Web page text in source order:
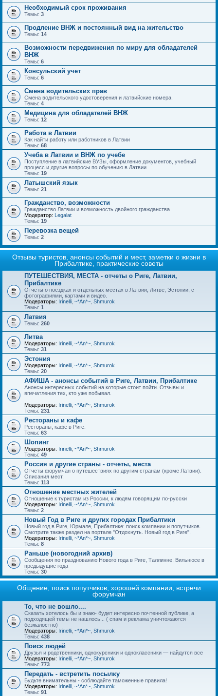
Необходимый срок проживания
Темы: 3
Продление ВНЖ и постоянный вид на жительство
Темы: 14
Возможности передвижения по миру для обладателей
ВНЖ
Темы: 6
Консульский учет
Темы: 6
Смена водительских прав
Смена водительского удостоверения и латвийские номера.
Темы: 4
Медицина для обладателей ВНЖ
Темы: 12
Работа в Латвии
Как найти работу или работников в Латвии
Темы: 68
Учеба в Латвии и ВНЖ по учебе
Поступление в латвийские ВУЗы, оформление документов, учебный
процесс и другие вопросы по обучению в Латвии
Темы: 19
Латышский язык
Темы: 21
Гражданство, возможности
Гражданство Латвии и возможность двойного гражданства
Модератор:
Legalat
Темы: 19
Перевозка вещей
Темы: 2
Отзывы туристов, анонсы событий и мест, заметки о жизни в
Прибалтике, практические советы
ПУТЕШЕСТВИЯ, МЕСТА - отчеты о Риге, Латвии,
Прибалтике
Отчеты о поездках и отдельных местах в Латвии, Литве, Эстонии, с
фотографиями, картами и видео.
Модераторы: Irinelli ~*An*~ Shmurok
Темы: 1
Латвия
Темы: 260
Литва
Модераторы: Irinelli ~*An*~ Shmurok
Темы: 31
Эстония
Модераторы: Irinelli ~*An*~ Shmurok
Темы: 20
АФИША - анонсы событий в Риге, Латвии, Прибалтике
Анонсы интересных событий на которые стоит пойти. Отзывы и
впечатления тех, кто уже побывал.
Модераторы: Irinelli ~*An*~ Shmurok
Темы: 231
Рестораны и кафе
Рестораны, кафе в Риге.
Темы: 63
Шопинг
Модераторы: Irinelli ~*An*~ Shmurok
Темы: 49
Россия и другие страны - отчеты, места
Отчеты форумчан о путешествиях по другим странам (кроме Латвии).
Описания мест.
Темы: 113
Отношение местных жителей
Отношение к туристам из России, к людям говорящим по-русски
Модераторы: Irinelli ~*An*~ Shmurok
Темы: 2
Новый Год в Риге и других городах Прибалтики
Новый год в Риге, Юрмале, Прибалтике: поиск компании и попутчиков.
Смотрите также раздел на портале "Отдохнуть. Новый год в Риге".
Модераторы: Irinelli ~*An*~ Shmurok
Темы: 8
Раньше (новогодний архив)
Сообщения по празднованию Нового года в Риге, Таллинне, Вильнюсе в
предыдущие года
Темы: 30
Общение, поиск попутчиков, хорошей компании, встречи
форумчан
То, что не вошло....
Сказать хотелось бы и знаю- будет интересно почтенной публике, а
подходящей темы не нашлось... ( спам и реклама уничтожаются
безжалостно)
Модераторы: Irinelli ~*An*~ Shmurok
Темы: 438
Поиск людей
Друзья и родственники, однокурсники и одноклассники — найдутся все
Модераторы: Irinelli ~*An*~ Shmurok
Темы: 773
Передать - встретить посылку
Будьте внимательны - соблюдайте таможенные правила!
Модераторы: Irinelli ~*An*~ Shmurok
Темы: 91